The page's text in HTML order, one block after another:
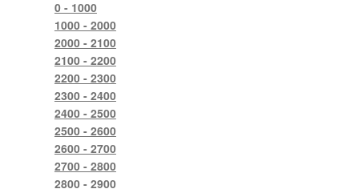
0 - 1000
1000 - 2000
2000 - 2100
2100 - 2200
2200 - 2300
2300 - 2400
2400 - 2500
2500 - 2600
2600 - 2700
2700 - 2800
2800 - 2900